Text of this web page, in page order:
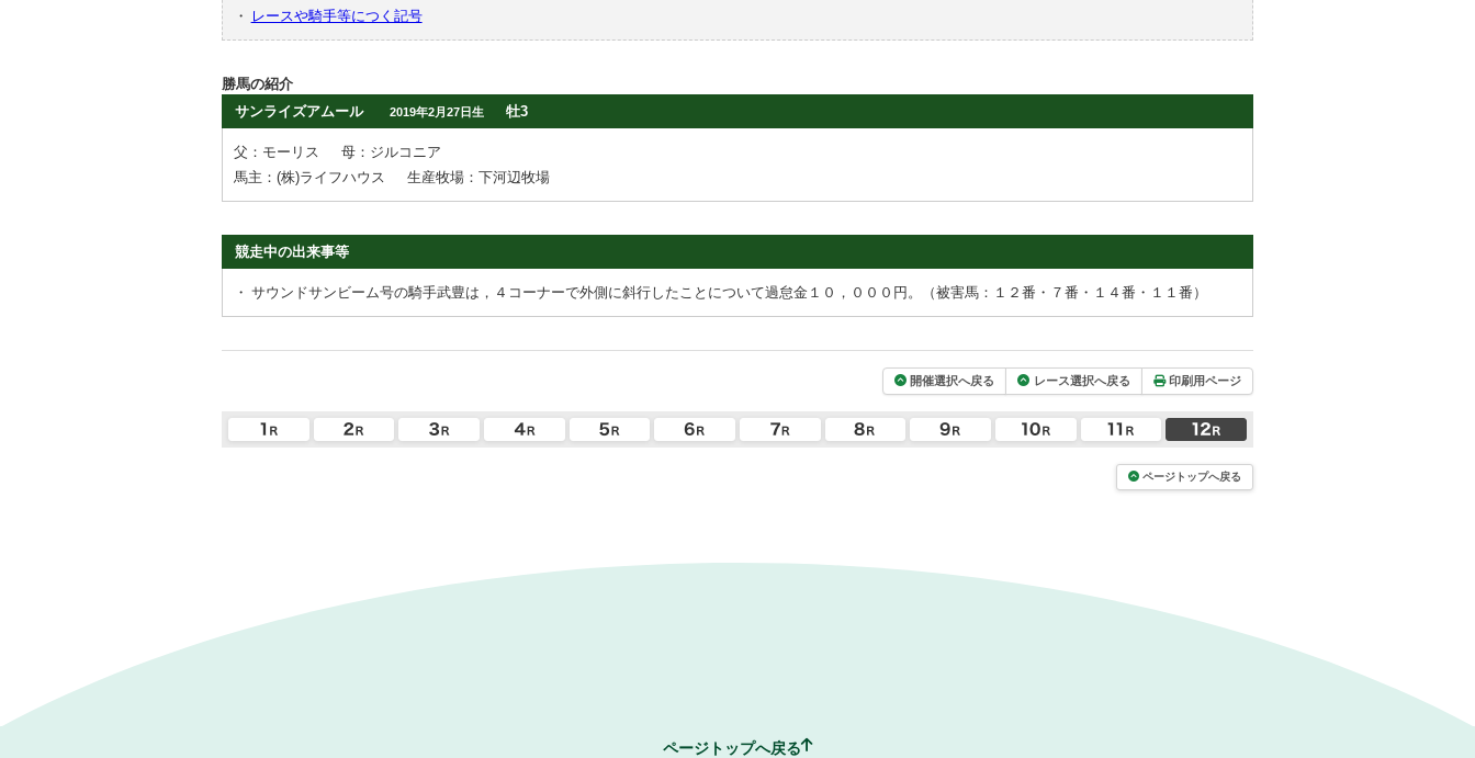
・
レースや騎手等につく記号
勝馬の紹介
サンライズアムール
2019年2月27日生 牡3
父：モーリス
母：ジルコニア
馬主：(株)ライフハウス
生産牧場：下河辺牧場
競走中の出来事等
・ サウンドサンビーム号の騎手武豊は，４コーナーで外側に斜行したことについて過怠金１０，０００円。（被害馬：１２番・７番・１４番・１１番）
開催選択へ戻る レース選択へ戻る 印刷用ページ
ページトップへ戻る
ページトップへ戻る